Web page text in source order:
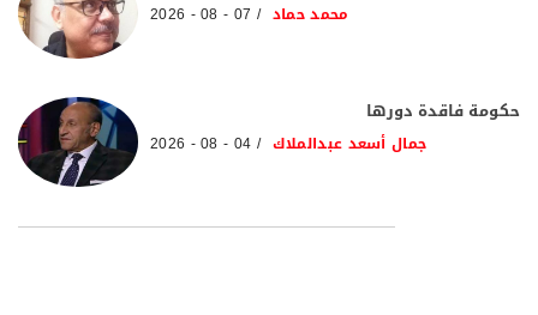
محمد حماد 07 - 08 - 2026
حكومة فاقدة دورها
جمال أسعد عبدالملاك 04 - 08 - 2026